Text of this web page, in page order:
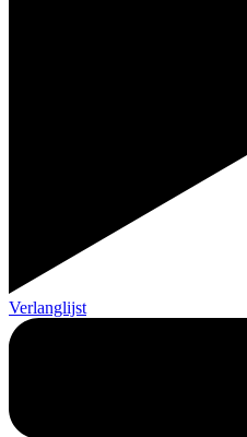
Verlanglijst